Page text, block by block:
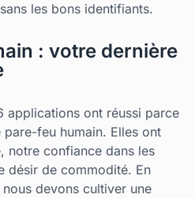
les bons identifiants.
: votre dernière
applications ont réussi parce
feu humain. Elles ont
notre confiance dans les
désir de commodité. En
devons cultiver une